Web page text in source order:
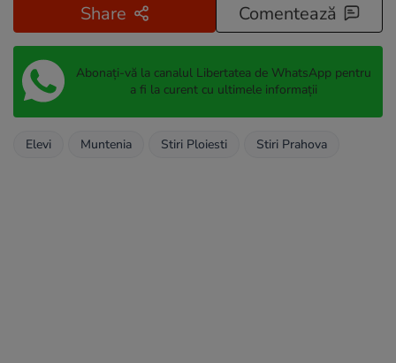
Share Comentează
Abonați-vă la canalul Libertatea de WhatsApp pentru
a fi la curent cu ultimele informații
Elevi Muntenia Stiri Ploiesti Stiri Prahova